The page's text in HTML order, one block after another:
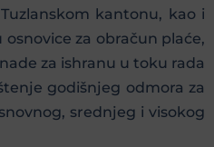
kantonu, kao i
za obračun plaće,
za ishranu u toku rada
godišnjeg odmora za
srednjeg i visokog